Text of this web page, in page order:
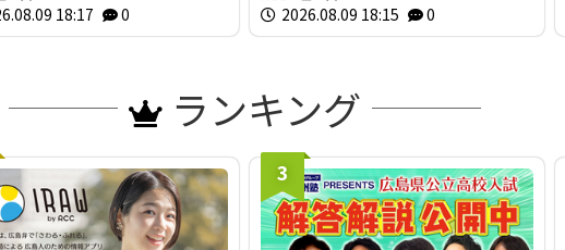
18:17 0 2026.08.09 18:15 0
ランキング
3